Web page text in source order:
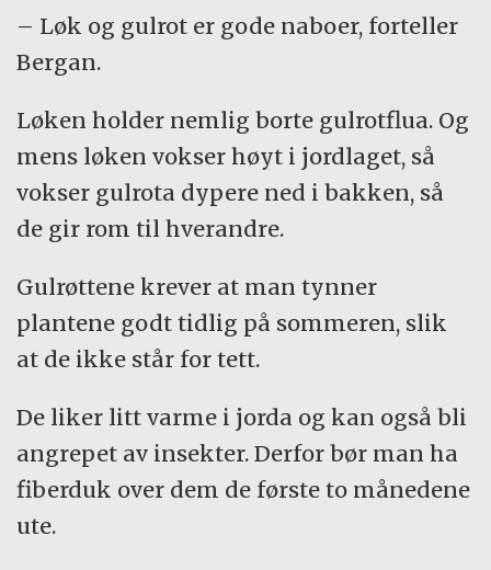
– Løk og gulrot er gode naboer, forteller
Bergan.
Løken holder nemlig borte gulrotflua. Og
mens løken vokser høyt i jordlaget, så
vokser gulrota dypere ned i bakken, så
de gir rom til hverandre.
Gulrøttene krever at man tynner
plantene godt tidlig på sommeren, slik
at de ikke står for tett.
De liker litt varme i jorda og kan også bli
angrepet av insekter. Derfor bør man ha
fiberduk over dem de første to månedene
ute.